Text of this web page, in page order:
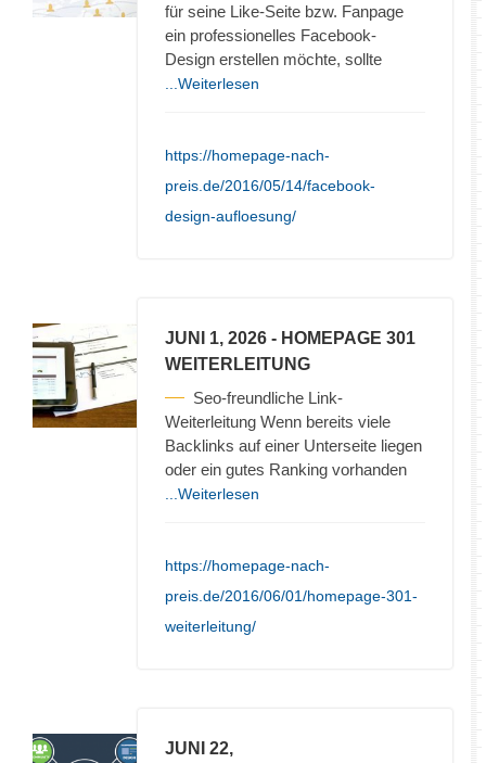
für seine Like-Seite bzw. Fanpage
ein professionelles Facebook-
Design erstellen möchte, sollte
...Weiterlesen
https://homepage-nach-
preis.de/2016/05/14/facebook-
design-aufloesung/
JUNI 1, 2026 - HOMEPAGE 301
WEITERLEITUNG
Seo-freundliche Link-
Weiterleitung Wenn bereits viele
Backlinks auf einer Unterseite liegen
oder ein gutes Ranking vorhanden
...Weiterlesen
https://homepage-nach-
preis.de/2016/06/01/homepage-301-
weiterleitung/
JUNI 22,